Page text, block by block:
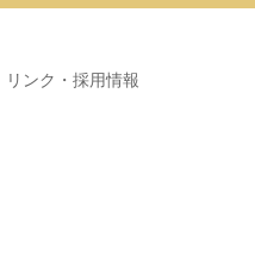
リンク・採用情報